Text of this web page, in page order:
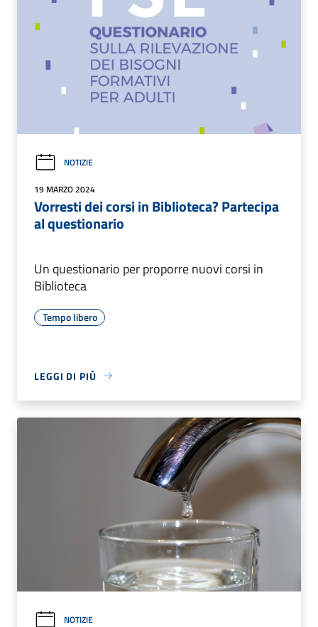
NOTIZIE
19 MARZO 2024
Vorresti dei corsi in Biblioteca? Partecipa
al questionario
Un questionario per proporre nuovi corsi in
Biblioteca
Tempo libero
LEGGI DI PIÙ
NOTIZIE